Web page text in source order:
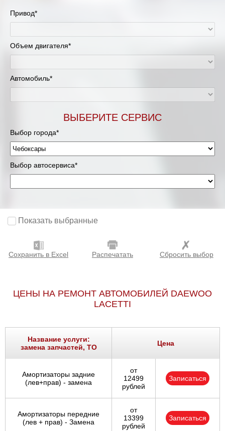
Привод*
Объем двигателя*
Автомобиль*
ВЫБЕРИТЕ СЕРВИС
Выбор города*
Выбор автосервиса*
Показать выбранные
Сохранить в Excel Распечатать Сбросить выбор
ЦЕНЫ НА РЕМОНТ АВТОМОБИЛЕЙ DAEWOO
LACETTI
Название услуги:
замена запчастей, ТО
Цена
Амортизаторы задние
(лев+прав) - замена
от
12499
рублей
Записаться
Амортизаторы передние
(лев + прав) - Замена
от
13399
рублей
Записаться